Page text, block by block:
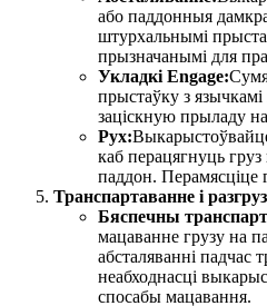
або паддонныя
штурхальнымі
прызначанымі для
Укладкі Engage:
прыстаўку з язычкамі
заціскную прыладу
Рух:
каб перацягнуць
паддон. Перамясціце
Транспартаванне і
Бяспечны
мацаванне грузу на
абсталяванні падчас
неабходнасці
спосабы мацавання.